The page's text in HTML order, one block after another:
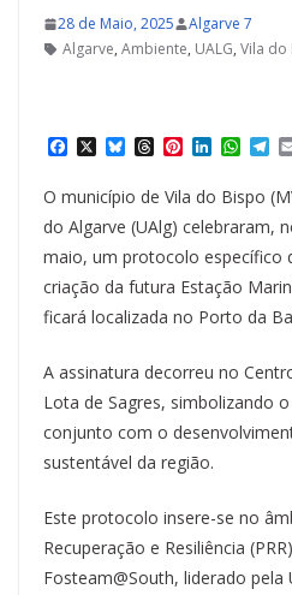
28 de Maio, 2025
Algarve 7
Algarve, Ambiente, UALG, Vila do
e
b
o
k
X B
e
s
k
y
T
e
a
d
s
P
t
e
e
s
t
L
n
k
e
I
n
W
t
s
p
p
T
l
e
g
r
a
m
O município de Vila do Bispo
do Algarve (UAlg) celebraram,
maio, um protocolo específico
criação da futura Estação
ficará localizada no Porto da
A assinatura decorreu no
Lota de Sagres, simbolizando
conjunto com o
sustentável da região.
Este protocolo insere-se no
Recuperação e Resiliência
Fosteam@South, liderado pela